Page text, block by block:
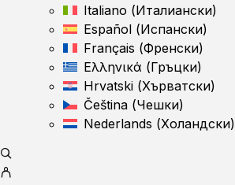
Italiano (Италиански)
Español (Испански)
Français (Френски)
Ελληνικά (Гръцки)
Hrvatski (Хърватски)
Čeština (Чешки)
Nederlands (Холандски)